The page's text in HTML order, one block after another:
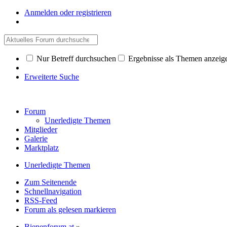
Anmelden oder registrieren
Nur Betreff durchsuchen Ergebnisse als Themen
Erweiterte Suche
Forum
Unerledigte Themen
Mitglieder
Galerie
Marktplatz
Unerledigte Themen
Zum Seitenende
Schnellnavigation
RSS-Feed
Forum als gelesen markieren